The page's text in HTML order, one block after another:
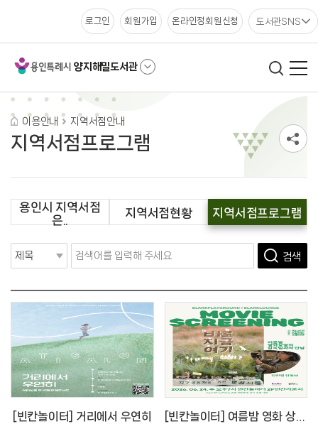
양지해밀도서관
로그인 회원가입 온라인정회원신청 도서관SNS
이용안내 지역서점안내
지역서점프로그램
용인시 지역서점
은..
지역서점현황 지역서점프로그램
검색
[빈칸놀이터] 거리에서 우연히 [빈칸놀이터] 여름밤 영화 상영회